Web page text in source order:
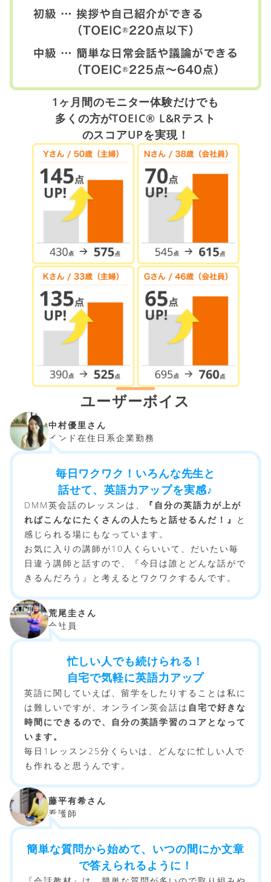
1ヶ月間のモニター体験だけでも
多くの方がTOEIC® L&Rテスト
のスコアUPを実現！
ユーザーボイス
中村優里さん
インド在住日系企業勤務
毎日ワクワク！いろんな先生と
話せて、英語力アップを実感♪
DMM英会話のレッスンは、
『自分の英語力が上が
ればこんなにたくさんの人たちと話せるんだ！』 と
感じられる場にもなっています。
お気に入りの講師が10人くらいいて、だいたい毎
日違う講師と話すので、『今日は誰とどんな話がで
きるんだろう』と考えるとワクワクするんです。
荒尾圭さん
会社員
忙しい人でも続けられる！
自宅で気軽に英語力アップ
英語に関していえば、留学をしたりすることは私に
は難しいですが、オンライン英会話は 自宅で好きな
時間にできるので、自分の英語学習のコアとなって
います。
毎日1レッスン25分くらいは、どんなに忙しい人で
も作れると思うんです。
藤平有希さん
看護師
簡単な質問から始めて、いつの間にか文章
で答えられるように！